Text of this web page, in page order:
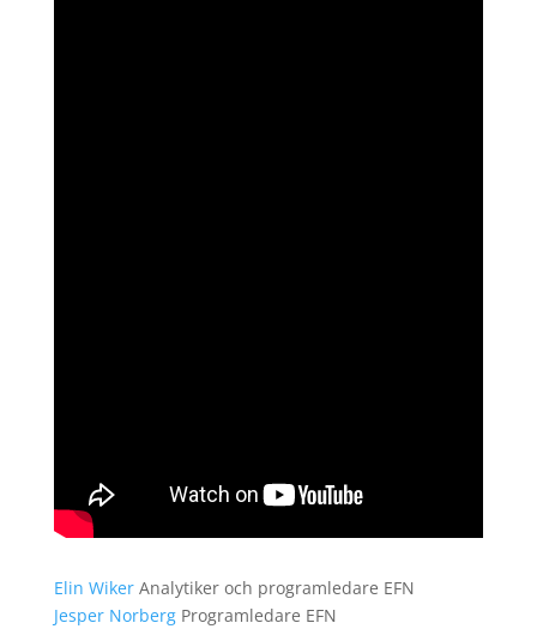
Elin Wiker Analytiker och programledare EFN
Jesper Norberg Programledare EFN